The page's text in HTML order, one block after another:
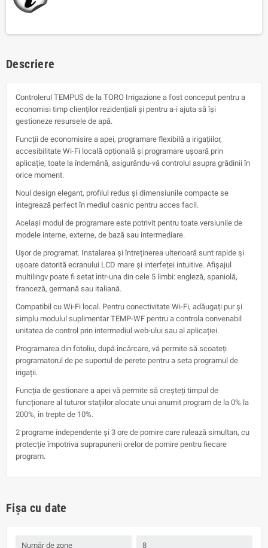
Descriere
Controlerul TEMPUS de la TORO Irrigazione a fost conceput pentru a
economisi timp clienților rezidențiali și pentru a-i ajuta să își
gestioneze resursele de apă.
Funcții de economisire a apei, programare flexibilă a irigațiilor,
accesibilitate Wi-Fi locală opțională și programare ușoară prin
aplicație, toate la îndemână, asigurându-vă controlul asupra grădinii în
orice moment.
Noul design elegant, profilul redus și dimensiunile compacte se
integrează perfect în mediul casnic pentru acces facil.
Același modul de programare este potrivit pentru toate versiunile de
modele interne, externe, de bază sau intermediare.
Ușor de programat. Instalarea și întreținerea ulterioară sunt rapide și
ușoare datorită ecranului LCD mare și interfeței intuitive. Afișajul
multilingv poate fi setat într-una din cele 5 limbi: engleză, spaniolă,
franceză, germană sau italiană.
Compatibil cu Wi-Fi local. Pentru conectivitate Wi-Fi, adăugați pur și
simplu modulul suplimentar TEMP-WF pentru a controla convenabil
unitatea de control prin intermediul web-ului sau al aplicației.
Programarea din fotoliu, după încărcare, vă permite să scoateți
programatorul de pe suportul de perete pentru a seta programul de
irigații.
Funcția de gestionare a apei vă permite să creșteți timpul de
funcționare al tuturor stațiilor alocate unui anumit program de la 0% la
200%, în trepte de 10%.
2 programe independente și 3 ore de pornire care rulează simultan, cu
protecție împotriva suprapunerii orelor de pornire pentru fiecare
program.
Fișa cu date
Număr de zone 8